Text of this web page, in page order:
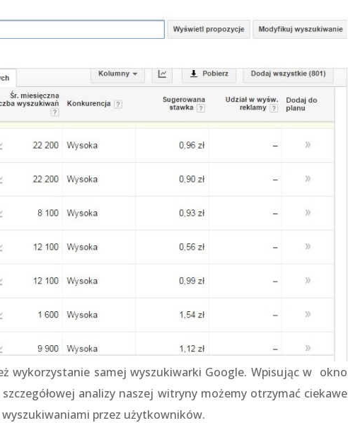
wykorzystanie samej wyszukiwarki Google. Wpisując w okno
analizy naszej witryny możemy otrzymać ciekawe
przez użytkowników.